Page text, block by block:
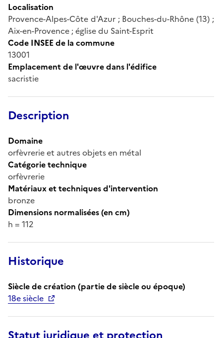
Localisation
Provence-Alpes-Côte d'Azur ; Bouches-du-Rhône (13) ;
Aix-en-Provence ; église du Saint-Esprit
Code INSEE de la commune
13001
Emplacement de l'œuvre dans l'édifice
sacristie
Description
Domaine
orfèvrerie et autres objets en métal
Catégorie technique
orfèvrerie
Matériaux et techniques d'intervention
bronze
Dimensions normalisées (en cm)
h = 112
Historique
Siècle de création (partie de siècle ou époque)
18e siècle